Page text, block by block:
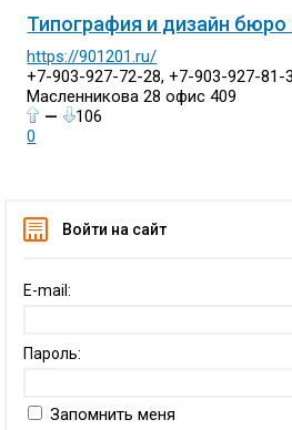
Типография и дизайн бюро
https://901201.ru/
+7-903-927-72-28, +7-903-927-81-
Масленникова 28 офис 409
—
106
0
Войти на сайт
E-mail:
Пароль:
Запомнить меня